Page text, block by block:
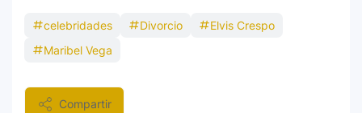
celebridades Divorcio
Elvis Crespo
Maribel Vega
Compartir